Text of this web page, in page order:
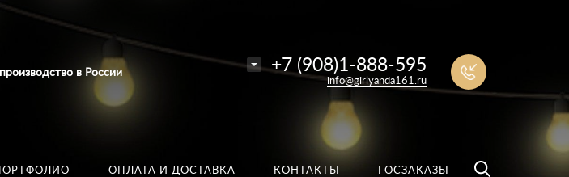
в России +7 (908)1-888-595
info@girlyanda161.ru
ОПЛАТА И ДОСТАВКА КОНТАКТЫ ГОСЗАКАЗЫ